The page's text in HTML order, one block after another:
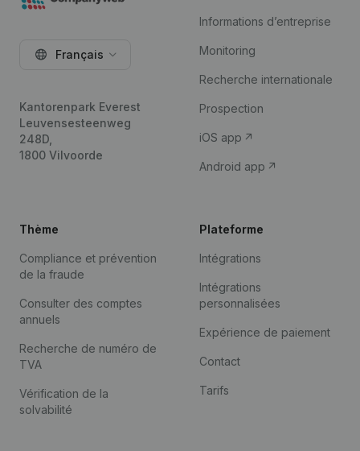
Français
Kantorenpark Everest
Leuvensesteenweg
248D,
1800 Vilvoorde
Informations d’entreprise
Monitoring
Recherche internationale
Prospection
iOS app
Android app
Thème
Compliance et prévention
de la fraude
Consulter des comptes
annuels
Recherche de numéro de
TVA
Vérification de la
solvabilité
Plateforme
Intégrations
Intégrations
personnalisées
Expérience de paiement
Contact
Tarifs